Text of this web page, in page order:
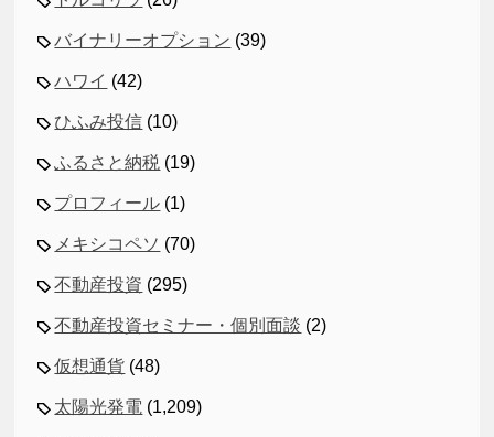
バイナリーオプション (39)
ハワイ (42)
ひふみ投信 (10)
ふるさと納税 (19)
プロフィール (1)
メキシコペソ (70)
不動産投資 (295)
不動産投資セミナー・個別面談 (2)
仮想通貨 (48)
太陽光発電 (1,209)